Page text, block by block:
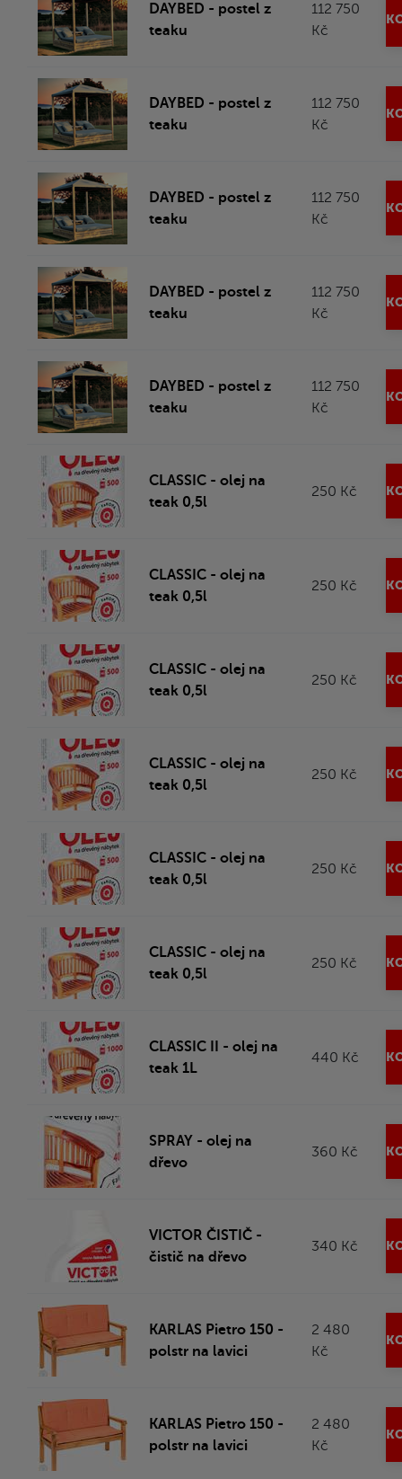
DAYBED - postel z
teaku
112 750
Kč
DAYBED - postel z
teaku
112 750
Kč
DAYBED - postel z
teaku
112 750
Kč
DAYBED - postel z
teaku
112 750
Kč
DAYBED - postel z
teaku
112 750
Kč
CLASSIC - olej na
teak 0,5l
250 Kč
CLASSIC - olej na
teak 0,5l
250 Kč
CLASSIC - olej na
teak 0,5l
250 Kč
CLASSIC - olej na
teak 0,5l
250 Kč
CLASSIC - olej na
teak 0,5l
250 Kč
CLASSIC - olej na
teak 0,5l
250 Kč
CLASSIC II - olej na
teak 1L
440 Kč
SPRAY - olej na
dřevo
360 Kč
VICTOR ČISTIČ -
čistič na dřevo
340 Kč
KARLAS Pietro 150 -
polstr na lavici
2 480
Kč
KARLAS Pietro 150 -
polstr na lavici
2 480
Kč